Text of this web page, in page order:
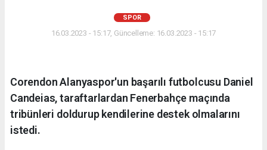
SPOR
16.03.2023 - 15:17, Güncelleme: 16.03.2023 - 15:17
Corendon Alanyaspor'un başarılı futbolcusu Daniel
Candeias, taraftarlardan Fenerbahçe maçında
tribünleri doldurup kendilerine destek olmalarını
istedi.